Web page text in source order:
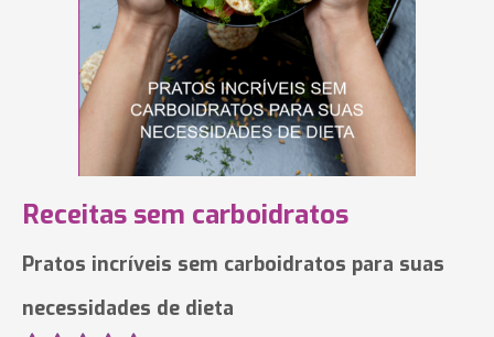
Receitas sem carboidratos
Pratos incríveis sem carboidratos para suas
necessidades de dieta